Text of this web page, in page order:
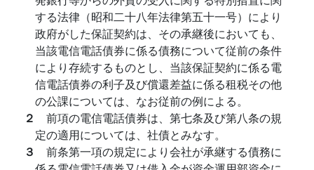
する法律（昭和二十八年法律第五十一号）により
政府がした保証契約は、その承継後においても、
当該電信電話債券に係る債務について従前の条件
により存続するものとし、当該保証契約に係る電
信電話債券の利子及び償還差益に係る租税その他
の公課については、なお従前の例による。
２ 前項の電信電話債券は、第七条及び第八条の規
定の適用については、社債とみなす。
３ 前条第一項の規定により会社が承継する債務に